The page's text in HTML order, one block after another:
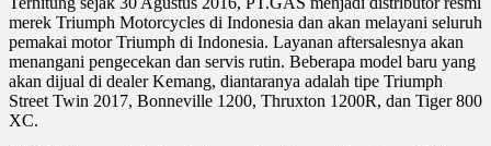
merek Triumph Motorcycles di Indonesia dan akan melayani seluruh
pemakai motor Triumph di Indonesia. Layanan aftersalesnya akan
menangani pengecekan dan servis rutin. Beberapa model baru yang
akan dijual di dealer Kemang, diantaranya adalah tipe Triumph
Street Twin 2017, Bonneville 1200, Thruxton 1200R, dan Tiger 800
XC.